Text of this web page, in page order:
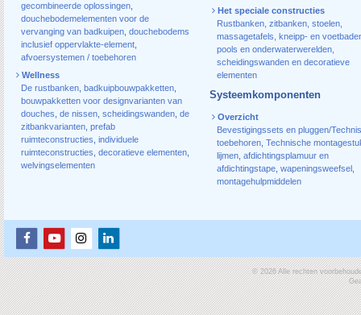
gecombineerde oplossingen
douchebodemelementen voor de
vervanging van badkuipen douchebodems
inclusief oppervlakte-element
afvoersystemen / toebehoren
Wellness
De rustbanken badkuipbouwpakketten
bouwpakketten voor designvarianten van
douches de nissen scheidingswanden de
zitbankvarianten prefab
ruimteconstructies individuele
ruimteconstructies decoratieve elementen
welvingselementen
Het speciale constructies
Rustbanken, zitbanken, stoelen,
massagetafels, kneipp- en
pools en onderwaterwerelden,
scheidingswanden en decoratieve
elementen
Systeemkomponenten
Overzicht
Bevestigingssets en pluggen/
toebehoren, Technische
lijmen, afdichtingsplamuur en
afdichtingstape, wapeningsweefsel,
montagehulpmiddelen
© 2026 Alle rechten